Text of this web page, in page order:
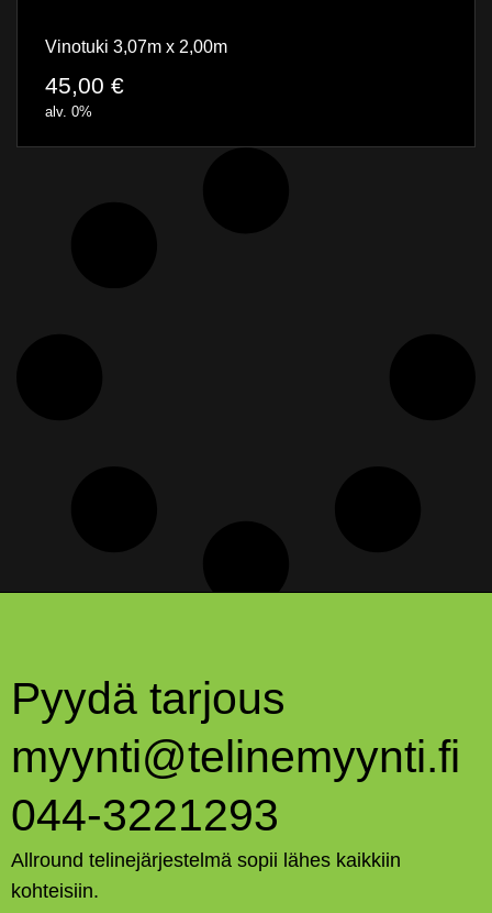
Vinotuki 3,07m x 2,00m
45,00 €
alv. 0%
Pyydä tarjous
myynti@telinemyynti.fi
044-3221293
Allround telinejärjestelmä sopii lähes kaikkiin
kohteisiin.